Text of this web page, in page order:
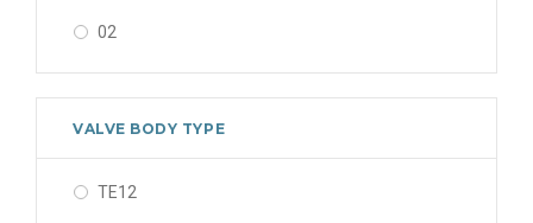
02
0X
03
04
VALVE BODY TYPE
TE12